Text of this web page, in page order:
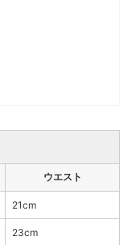
ウエスト
21cm
23cm